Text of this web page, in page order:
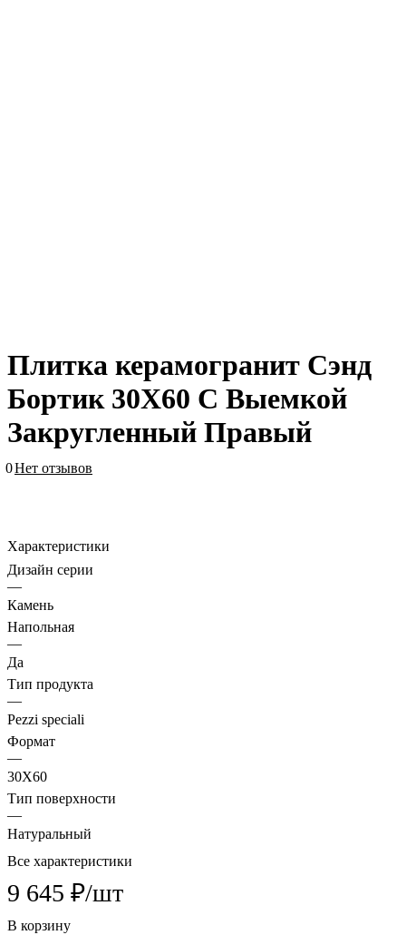
Плитка керамогранит Сэнд
Бортик 30X60 С Выемкой
Закругленный Правый
0Нет отзывов
Характеристики
Дизайн серии
—
Камень
Напольная
—
Да
Тип продукта
—
Pezzi speciali
Формат
—
30X60
Тип поверхности
—
Натуральный
Все характеристики
9 645 ₽/шт
В корзину